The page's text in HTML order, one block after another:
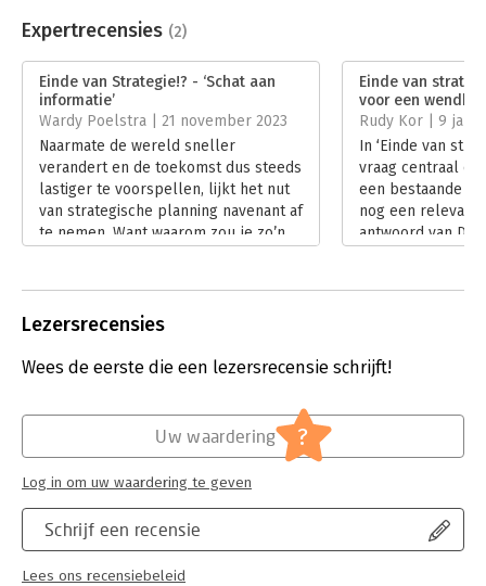
Bestandsformaat:
epub
Uitgever:
Druk:
1
Verschijningsdatum:
4-1-2023
Hoofdrubriek: Strategisch management
Expertrecensies (2)
Einde van Strategie!? - ‘Schat aan
informatie’
Wardy Poelstra | 21 november 2023
Naarmate de wereld sneller
verandert en de toekomst dus steeds
lastiger te voorspellen, lijkt het nut
van strategische planning navenant af
te nemen. Want waarom zou je zo’n
jaar?
Einde van
voor een
Rudy Kor | 9
In ‘Einde van
vraag centraal of
een bestaande
nog een relevant
antwoord van De
Lezersrecensies
Wees de eerste die een lezersrecensie schrijft!
Schrijf een recensie
Lees ons recensiebeleid
Uw waardering ?
Log in om uw waardering te geven